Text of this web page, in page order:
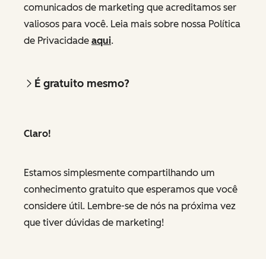
comunicados de marketing que acreditamos ser
valiosos para você. Leia mais sobre nossa Política
de Privacidade aqui.
É gratuito mesmo?
Claro!
Estamos simplesmente compartilhando um
conhecimento gratuito que esperamos que você
considere útil. Lembre-se de nós na próxima vez
que tiver dúvidas de marketing!